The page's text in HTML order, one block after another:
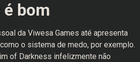
bom
da Viwesa Games até apresenta
o sistema de medo, por exemplo.
of Darkness infelizmente não